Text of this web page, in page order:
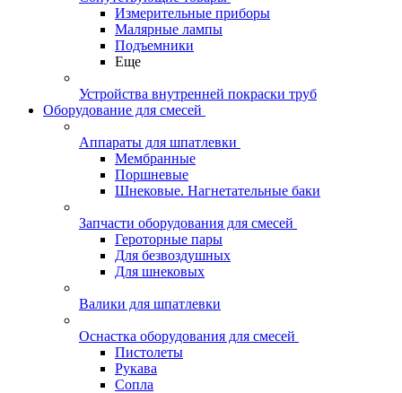
Измерительные приборы
Малярные лампы
Подъемники
Еще
Устройства внутренней покраски труб
Оборудование для смесей
Аппараты для шпатлевки
Мембранные
Поршневые
Шнековые. Нагнетательные баки
Запчасти оборудования для смесей
Героторные пары
Для безвоздушных
Для шнековых
Валики для шпатлевки
Оснастка оборудования для смесей
Пистолеты
Рукава
Сопла